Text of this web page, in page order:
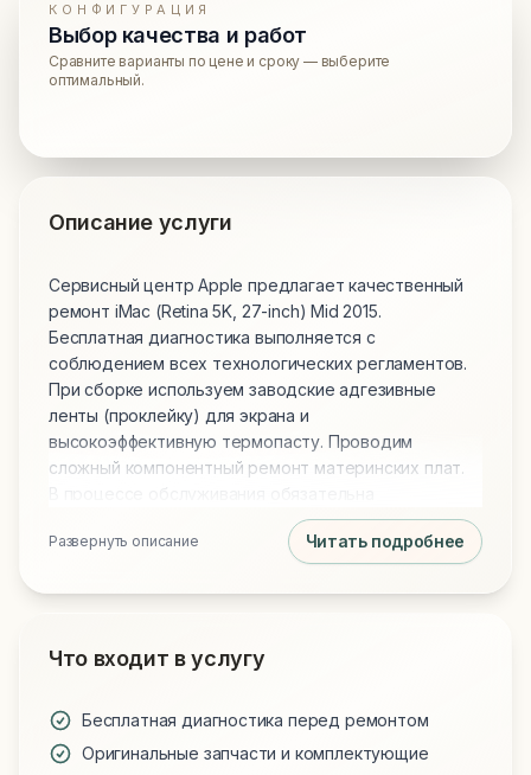
КОНФИГУРАЦИЯ
Выбор качества и работ
Сравните варианты по цене и сроку — выберите
оптимальный.
Описание услуги
Сервисный центр Apple предлагает качественный
ремонт iMac (Retina 5K, 27-inch) Mid 2015.
Бесплатная диагностика выполняется с
соблюдением всех технологических регламентов.
При сборке используем заводские адгезивные
ленты (проклейку) для экрана и
высокоэффективную термопасту. Проводим
сложный компонентный ремонт материнских плат.
профессиональная чистка от пыли и замена
термопасты на Arctic MX-4 или MX-6 для
проверенные запчасти и предоставляем гарантию
Развернуть описание Читать подробнее
Что входит в услугу
Бесплатная диагностика перед ремонтом
Оригинальные запчасти и комплектующие